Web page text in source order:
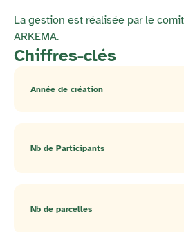
La gestion est réalisée par le
ARKEMA.
Chiffres-clés
Année de création
Nb de Participants
Nb de parcelles